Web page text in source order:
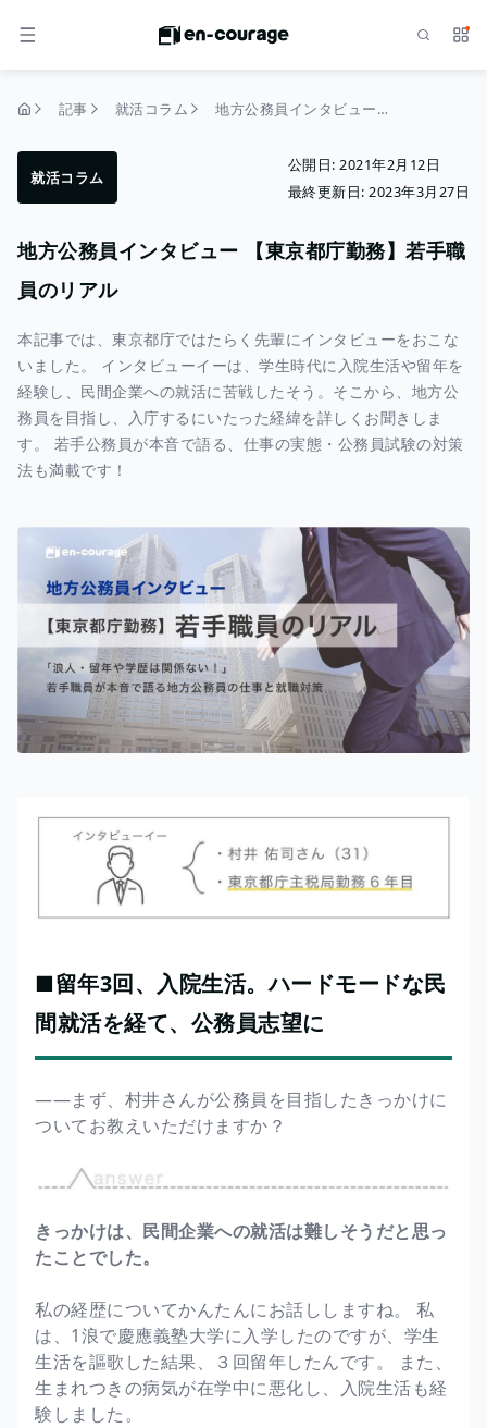
メニュー サ
記事 就活コラム 地方公務員インタビュー 【東京都庁勤務】若手職員のリアル
就活コラム
公開日: 2021年2月12日
最終更新日: 2023年3月27日
地方公務員インタビュー 【東京都庁勤務】若手職
員のリアル
本記事では、東京都庁ではたらく先輩にインタビューをおこな
いました。 インタビューイーは、学生時代に入院生活や留年を
経験し、民間企業への就活に苦戦したそう。そこから、地方公
務員を目指し、入庁するにいたった経緯を詳しくお聞きしま
す。 若手公務員が本音で語る、仕事の実態・公務員試験の対策
法も満載です！
■留年3回、入院生活。ハードモードな民
間就活を経て、公務員志望に
――まず、村井さんが公務員を目指したきっかけに
ついてお教えいただけますか？
きっかけは、民間企業への就活は難しそうだと思っ
たことでした。
私の経歴についてかんたんにお話ししますね。 私
は、1浪で慶應義塾大学に入学したのですが、学生
生活を謳歌した結果、３回留年したんです。 また、
生まれつきの病気が在学中に悪化し、入院生活も経
験しました。